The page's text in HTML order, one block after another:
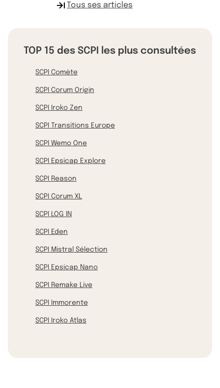
Tous ses articles
TOP 15 des SCPI les plus consultées
SCPI Comète
SCPI Corum Origin
SCPI Iroko Zen
SCPI Transitions Europe
SCPI Wemo One
SCPI Epsicap Explore
SCPI Reason
SCPI Corum XL
SCPI LOG IN
SCPI Eden
SCPI Mistral Sélection
SCPI Epsicap Nano
SCPI Remake Live
SCPI Immorente
SCPI Iroko Atlas